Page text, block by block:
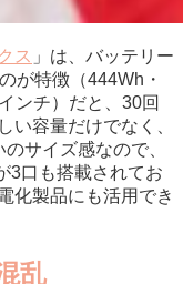
ス 」は、バッテリー
が特徴（444Wh・
ンチ）だと、30回
い容量だけでなく、
サイズ感なので、
3口も搭載されてお
化製品にも活用でき
乱